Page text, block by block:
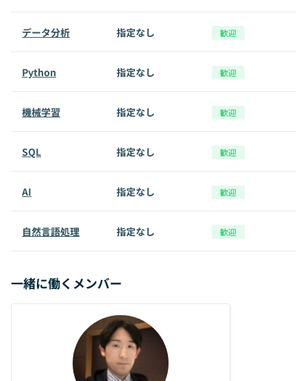
データ分析 指定なし 歓迎
Python 指定なし 歓迎
機械学習 指定なし 歓迎
SQL 指定なし 歓迎
AI 指定なし 歓迎
自然言語処理 指定なし 歓迎
一緒に働くメンバー